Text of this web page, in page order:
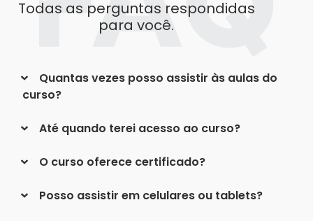
Todas as perguntas respondidas
para você.
Quantas vezes posso assistir às aulas do
curso?
Até quando terei acesso ao curso?
O curso oferece certificado?
Posso assistir em celulares ou tablets?